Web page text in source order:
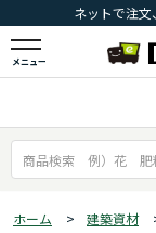
ネットで注
メニュー
ホーム > 建築資材